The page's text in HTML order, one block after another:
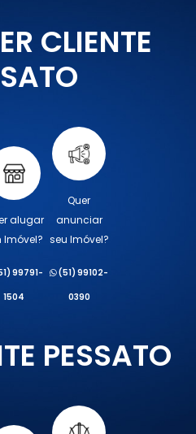
CLIENTE
alugar
Imóvel?
99791-
1504
Quer
anunciar
seu Imóvel?
(51) 99102-
0390
PESSATO